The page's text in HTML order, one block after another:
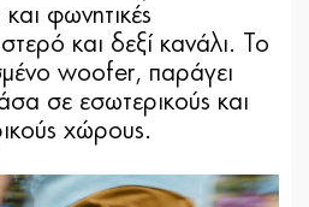
και φωνητικές
και δεξί κανάλι. Το
woofer, παράγει
σε εσωτερικούς και
χώρους.